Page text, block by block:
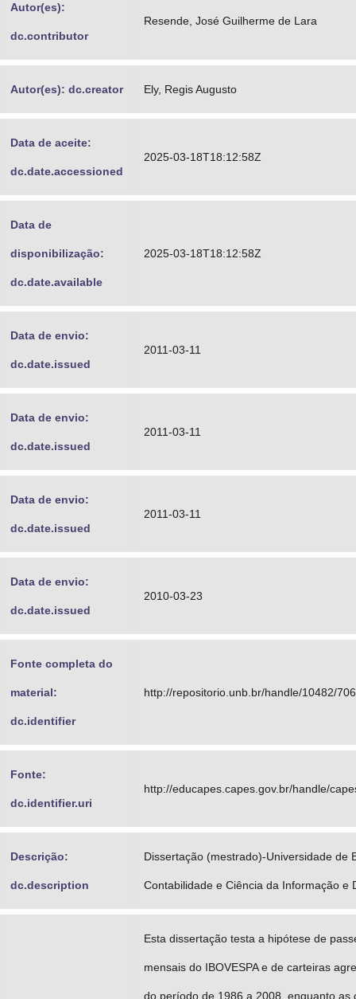
Planalto
Autor(es):
dc.contributor
Resende, José Guilherme de Lara
Autor(es): dc.creator Ely, Regis Augusto
Data de aceite:
dc.date.accessioned
2025-03-18T18:12:58Z
Data de
disponibilização:
dc.date.available
2025-03-18T18:12:58Z
Data de envio:
dc.date.issued
2011-03-11
Data de envio:
dc.date.issued
2011-03-11
Data de envio:
dc.date.issued
2011-03-11
Data de envio:
dc.date.issued
2010-03-23
Fonte completa do
material:
dc.identifier
http://repositorio.unb.br/handle/10482/
Fonte:
dc.identifier.uri
http://educapes.capes.gov.br/handle/
Descrição:
dc.description
Dissertação (mestrado)-Universidade de
Contabilidade e Ciência da Informação e
Esta dissertação testa a hipótese de
mensais do IBOVESPA e de carteiras
do período de 1986 a 2008, enquanto